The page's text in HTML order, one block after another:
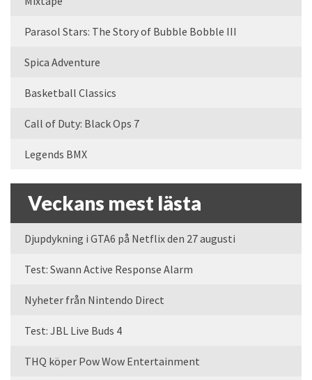
Parasol Stars: The Story of Bubble Bobble III
Spica Adventure
Basketball Classics
Call of Duty: Black Ops 7
Legends BMX
Veckans mest lästa
Djupdykning i GTA6 på Netflix den 27 augusti
Test: Swann Active Response Alarm
Nyheter från Nintendo Direct
Test: JBL Live Buds 4
THQ köper Pow Wow Entertainment